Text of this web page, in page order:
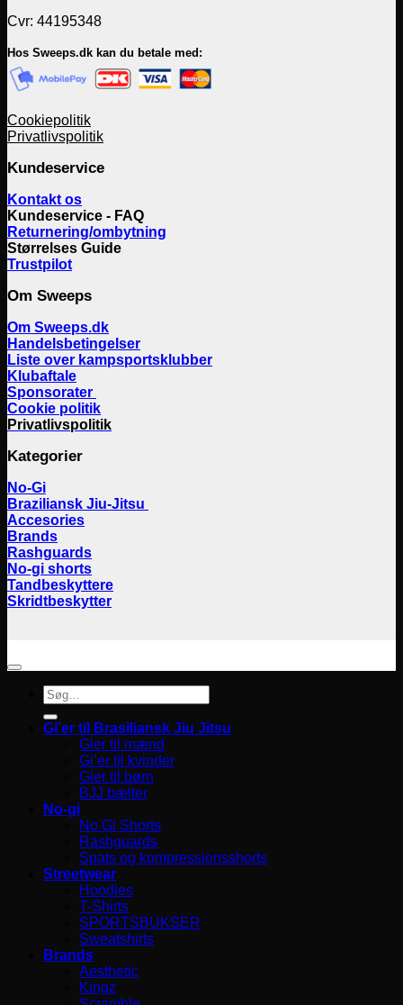
Cvr: 44195348
Hos Sweeps.dk kan du betale med:
Cookiepolitik
Privatlivspolitik
Kundeservice
Kontakt os
Kundeservice - FAQ
Returnering/ombytning
Størrelses Guide
Trustpilot
Om Sweeps
Om Sweeps.dk
Handelsbetingelser
Liste over kampsportsklubber
Klubaftale
Sponsorater
Cookie politik
Privatlivspolitik
Kategorier
No-Gi
Braziliansk Jiu-Jitsu
Accesories
Brands
Rashguards
No-gi shorts
Tandbeskyttere
Skridtbeskytter
Søg
efter:
Gi’er til Brasiliansk Jiu Jitsu
Gier til mænd
Gi’er til kvinder
Gier til børn
BJJ bælter
No-gi
No Gi Shorts
Rashguards
Spats og kompressionsshorts
Streetwear
Hoodies
T-Shirts
SPORTSBUKSER
Sweatshirts
Brands
Aesthetic
Kingz